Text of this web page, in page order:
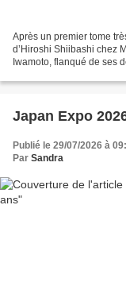
Après un premier tome
d’Hiroshi Shiibashi chez
Iwamoto, flanqué de ses
Japan Expo
Publié le 29/07/2026 à
Par Sandra